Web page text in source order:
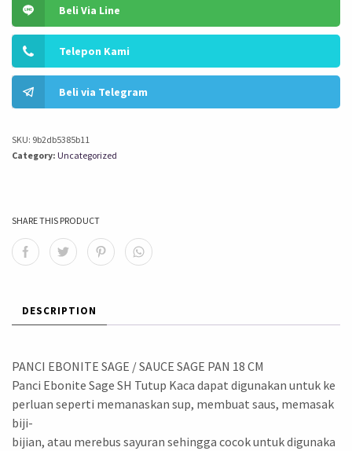
Beli Via Line
Telepon Kami
Beli via Telegram
SKU: 9b2db5385b11
Category: Uncategorized
SHARE THIS PRODUCT
DESCRIPTION
PANCI EBONITE SAGE / SAUCE SAGE PAN 18 CM
Panci Ebonite Sage SH Tutup Kaca dapat digunakan untuk ke
perluan seperti memanaskan sup, membuat saus, memasak
biji-
bijian, atau merebus sayuran sehingga cocok untuk digunaka